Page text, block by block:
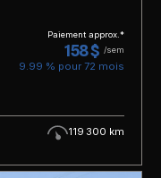
Paiement approx.*
158 $ /sem
9.99 % pour 72 mois
119 300 km